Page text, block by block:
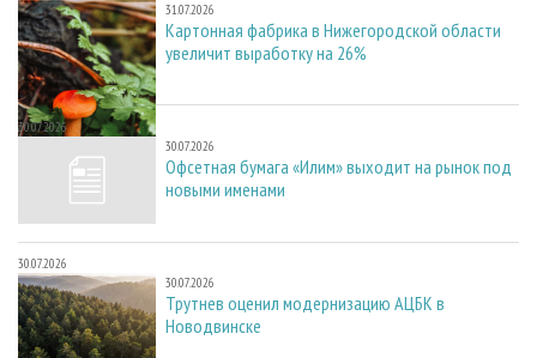
31.07.2026
Картонная фабрика в Нижегородской области
увеличит выработку на 26%
30.07.2026
30.07.2026
Офсетная бумага «Илим» выходит на рынок под
новыми именами
30.07.2026
30.07.2026
Трутнев оценил модернизацию АЦБК в
Новодвинске